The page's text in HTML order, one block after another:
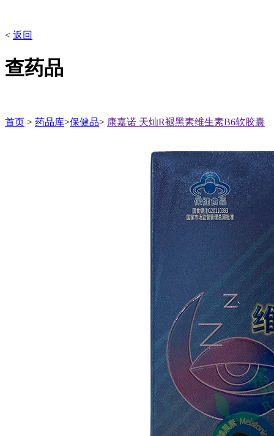
< 返回
查药品
首页 > 药品库>保健品> 康嘉诺 天灿R褪黑素维生素B6软胶囊